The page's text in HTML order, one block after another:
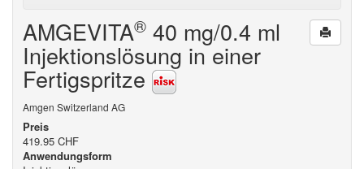
AMGEVITA® 40 mg/0.4 ml
Injektionslösung in einer
Fertigspritze
Amgen Switzerland AG
Preis
419.95 CHF
Anwendungsform